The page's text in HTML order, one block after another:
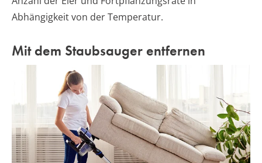
Abhängigkeit von der Temperatur.
Mit dem Staubsauger entfernen